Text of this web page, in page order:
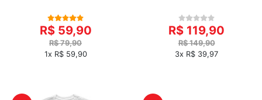
R$ 59,90
R$ 79,90
1x R$ 59,90
R$ 119,90
R$ 149,90
3x R$ 39,97